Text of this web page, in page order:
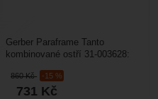
860Kč -15 %
731 Kč
Gerber Paraframe Tanto
kombinované ostří 31-003628:
s kombinovanou čepelí....